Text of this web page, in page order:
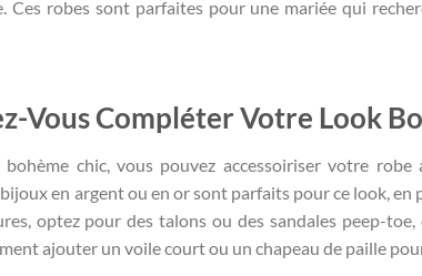
Ces robes sont parfaites pour une mariée qui
Vous Compléter Votre Look
chic, vous pouvez accessoiriser votre robe
en argent ou en or sont parfaits pour ce look, en
optez pour des talons ou des sandales peep-
ajouter un voile court ou un chapeau de paille